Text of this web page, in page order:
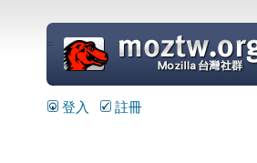
=
登入 註冊